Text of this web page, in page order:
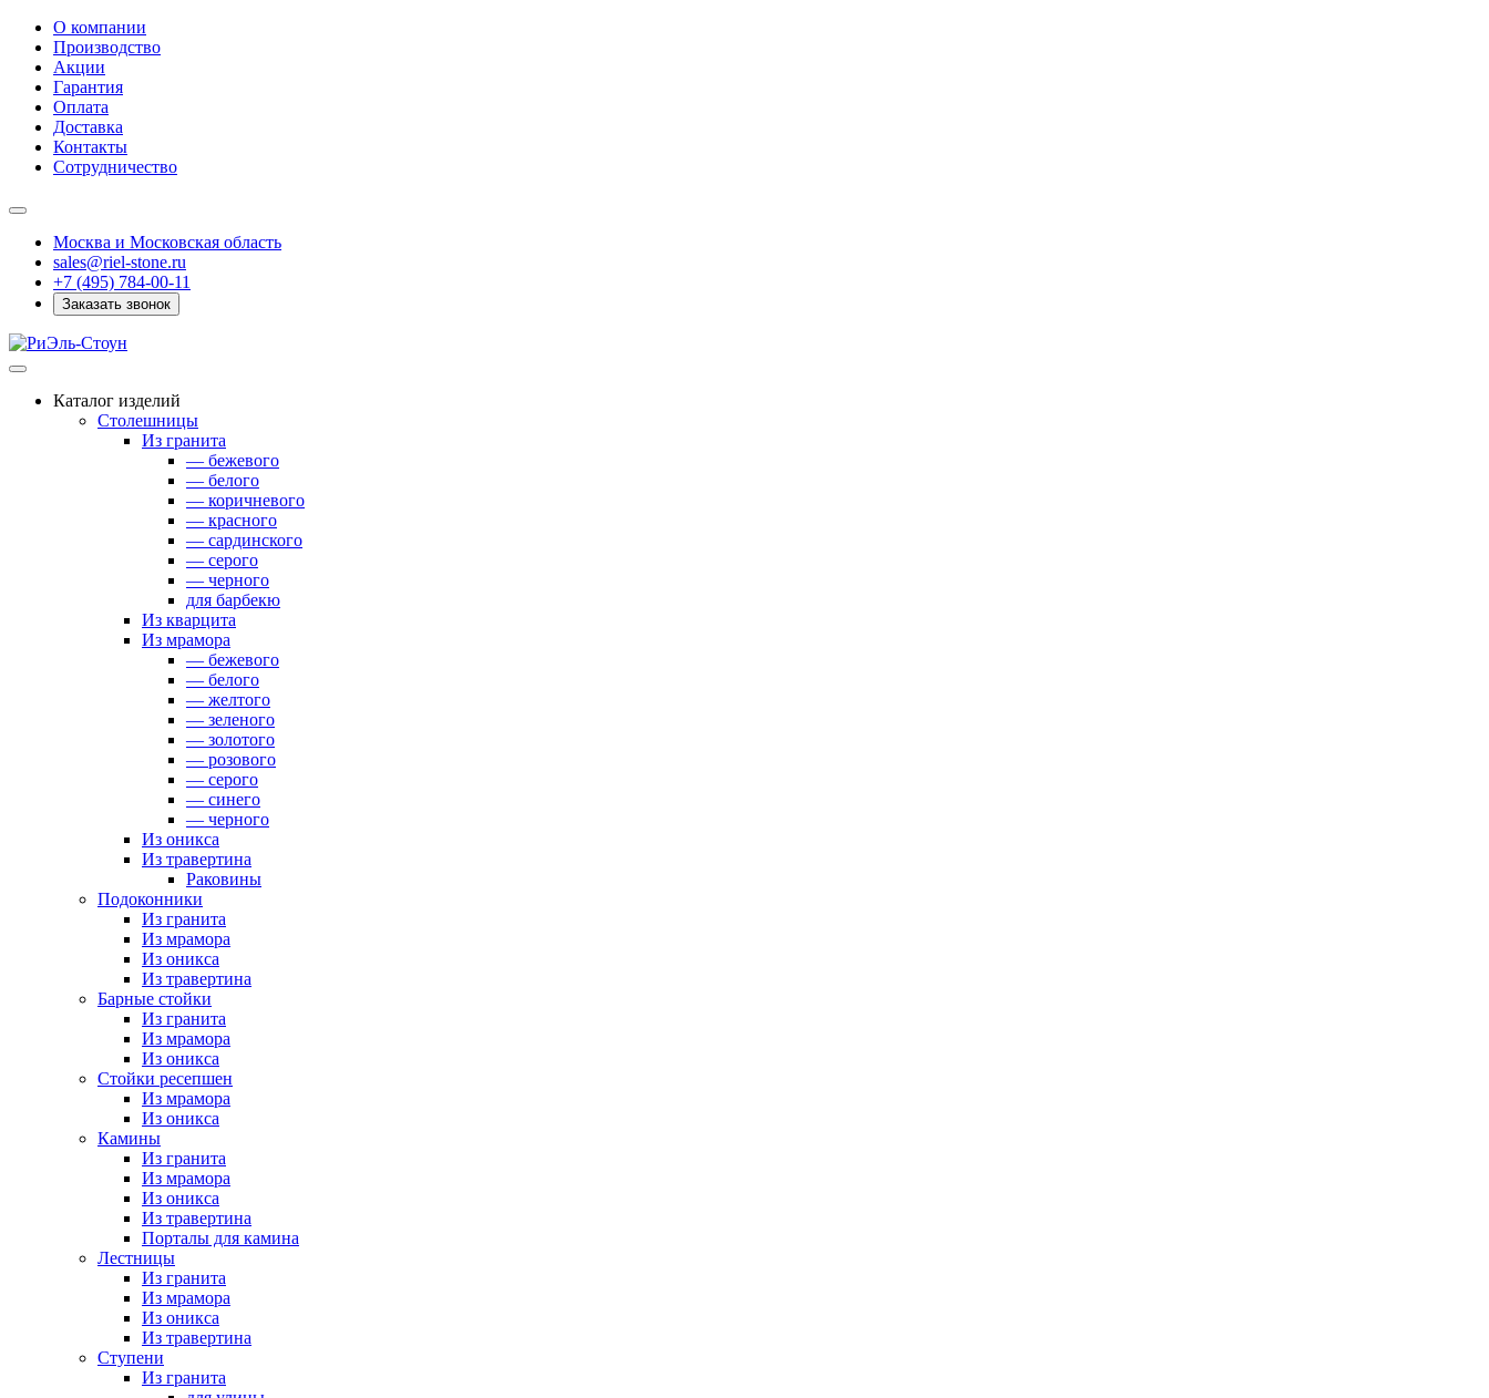
О компании
Производство
Акции
Гарантия
Оплата
Доставка
Контакты
Сотрудничество
Москва и Московская область
sales@riel-stone.ru
+7 (495) 784-00-11
Заказать звонок
Каталог изделий
Столешницы
Из гранита
— бежевого
— белого
— коричневого
— красного
— сардинского
— серого
— черного
для барбекю
Из кварцита
Из мрамора
— бежевого
— белого
— желтого
— зеленого
— золотого
— розового
— серого
— синего
— черного
Из оникса
Из травертина
Раковины
Подоконники
Из гранита
Из мрамора
Из оникса
Из травертина
Барные стойки
Из гранита
Из мрамора
Из оникса
Стойки ресепшен
Из мрамора
Из оникса
Камины
Из гранита
Из мрамора
Из оникса
Из травертина
Порталы для камина
Лестницы
Из гранита
Из мрамора
Из оникса
Из травертина
Ступени
Из гранита